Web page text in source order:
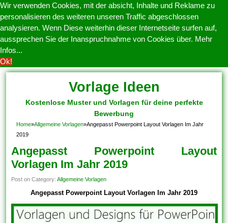
Wir verwenden Cookies, mit der absicht, Inhalte und Reklame zu
personalisieren des weiteren unseren Traffic abgeschlossen
analysieren. Wenn Diese weiterhin dieser Internetseite surfen auf,
aussprechen Sie der Inanspruchnahme von Cookies über. Mehr
Infos...
Ok!
Vorlage Ideen
Kostenlose Muster und Vorlagen für deine perfekte
Bewerbung
Home»Allgemeine Vorlagen»Angepasst Powerpoint Layout Vorlagen Im Jahr
2019
Angepasst Powerpoint Layout
Vorlagen Im Jahr 2019
Post on Category:Allgemeine Vorlagen
Angepasst Powerpoint Layout Vorlagen Im Jahr 2019